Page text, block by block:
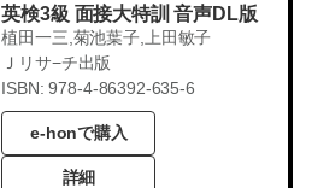
英検3級 面接大特訓 音声DL版
植田一三,菊池葉子,上田敏子
Ｊリサ−チ出版
ISBN: 978-4-86392-635-6
e-honで購入
詳細